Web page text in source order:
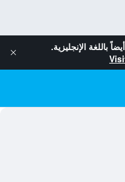
باللغة الإنجليزية.